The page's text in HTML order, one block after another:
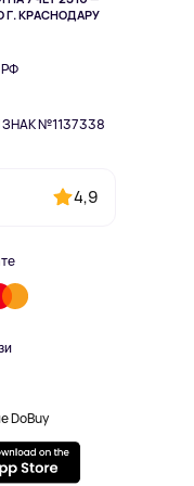
КРАСНОДАРУ
№1137338
4,9
DoBuy